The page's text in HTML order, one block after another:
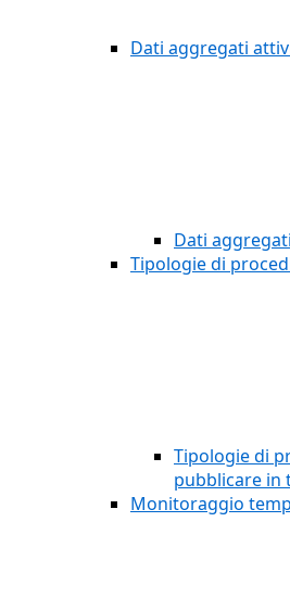
Dati aggregati
Dati
Tipologie di
Tipologie di
pubblicare in
Monitoraggio